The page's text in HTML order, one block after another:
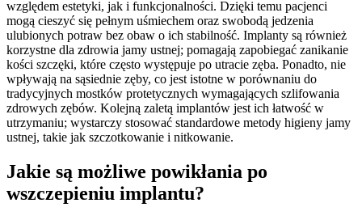
względem estetyki, jak i funkcjonalności. Dzięki temu pacjenci
mogą cieszyć się pełnym uśmiechem oraz swobodą jedzenia
ulubionych potraw bez obaw o ich stabilność. Implanty są również
korzystne dla zdrowia jamy ustnej; pomagają zapobiegać zanikanie
kości szczęki, które często występuje po utracie zęba. Ponadto, nie
wpływają na sąsiednie zęby, co jest istotne w porównaniu do
tradycyjnych mostków protetycznych wymagających szlifowania
zdrowych zębów. Kolejną zaletą implantów jest ich łatwość w
utrzymaniu; wystarczy stosować standardowe metody higieny jamy
ustnej, takie jak szczotkowanie i nitkowanie.
Jakie są możliwe powikłania po
wszczepieniu implantu?